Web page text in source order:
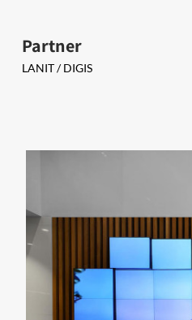
Partner
LANIT / ​DIGIS